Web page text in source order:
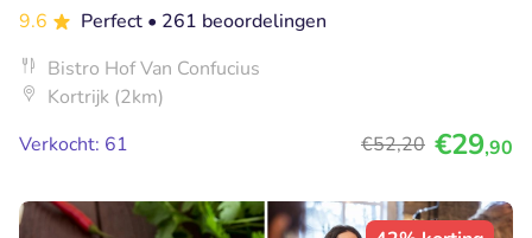
9.6
Perfect • 261 beoordelingen
Bistro Hof Van Confucius
Kortrijk (2km)
Verkocht: 61
€52,20 €29,90